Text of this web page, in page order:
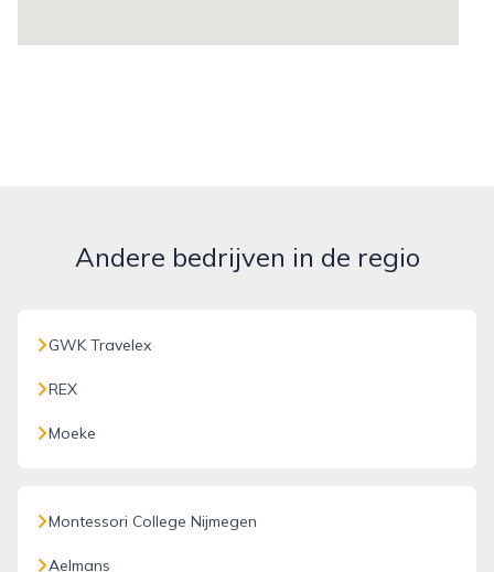
Andere bedrijven in de regio
GWK Travelex
REX
Moeke
Montessori College Nijmegen
Aelmans